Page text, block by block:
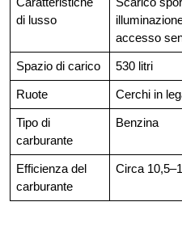
di lusso
accesso
Spazio di carico 530 litri
Ruote Cerchi in
Tipo di
carburante
Benzina
Efficienza del
carburante
Circa